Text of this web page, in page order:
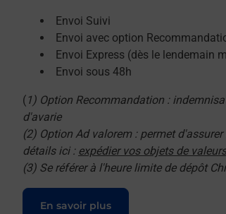
Envoi Suivi
Envoi avec option
Envoi Express (dès le lendemain
Envoi sous 48h
( 1) Option Recommandation :
d'avarie
(2) Option Ad valorem : permet
détails ici : expédier vos objets de
(3) Se référer à l'heure limite de dépôt
En savoir plus
Le lien s'ouvre dans un nouvel onglet